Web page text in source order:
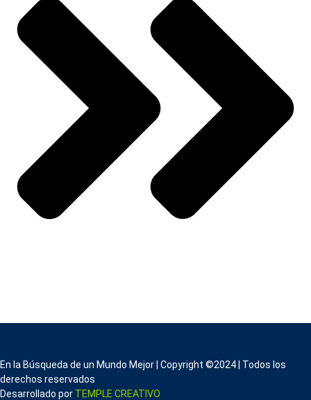
En la Búsqueda de un Mundo Mejor | Copyright ©2024 | Todos los
derechos reservados
Desarrollado por TEMPLE CREATIVO